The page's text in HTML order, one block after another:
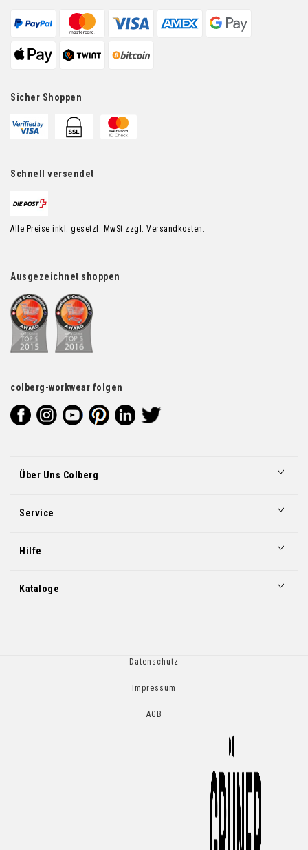
Sicher Shoppen
Schnell versendet
Alle Preise inkl. gesetzl. MwSt zzgl. Versandkosten.
Ausgezeichnet shoppen
colberg-workwear folgen
Über Uns Colberg
Service
Hilfe
Kataloge
Datenschutz
Impressum
AGB